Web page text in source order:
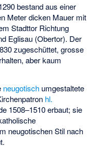
bestand aus einer
Meter dicken Mauer mit
Stadttor Richtung
Eglisau (Obertor). Der
zugeschüttet, grosse
aber kaum
neugotisch umgestaltete
hl.
1508–1510 erbaut; sie
neugotischen Stil nach